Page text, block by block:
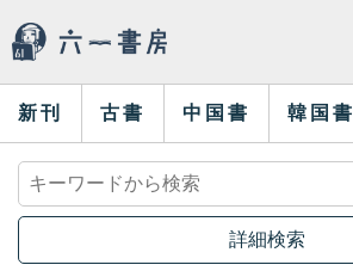
新刊 古書 中国書 韓国書
詳細検索